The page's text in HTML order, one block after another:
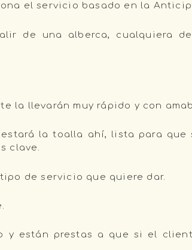
el servicio basado en la
de una alberca, cualquiera
la llevarán muy rápido y con
la toalla ahí, lista para que
clave.
de servicio que quiere dar.
y están prestas a que si el